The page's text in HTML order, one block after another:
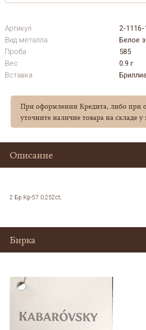
Артикул
2-1116-
Вид металла
Белое
Проба
585
Вес
0.9 г
Вставка
При оформлении Кредита, либо при
уточните наличие товара на складе
Описание
2 Бр Кр-57 0.252ct;
Бирка